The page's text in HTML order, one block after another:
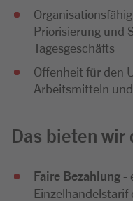
Priorisierung und
Tagesgeschäfts
Offenheit für den
Arbeitsmitteln
Das bieten wir
Faire Bezahlung -
Einzelhandelstarif